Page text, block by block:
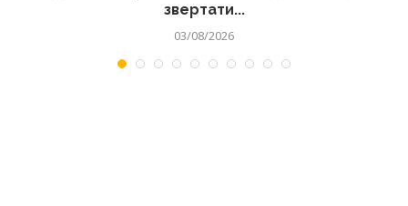
звертати...
03/08/2026